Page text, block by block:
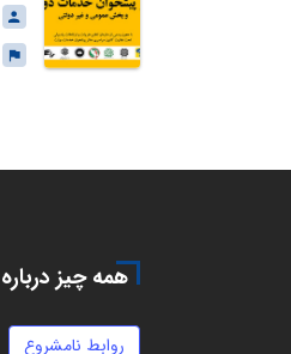
همه چیز درباره
روابط نامشروع